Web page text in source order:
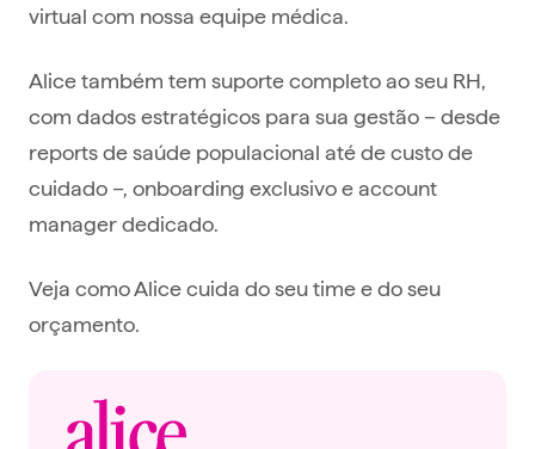
virtual com nossa equipe médica.
Alice também tem suporte completo ao seu RH,
com dados estratégicos para sua gestão – desde
reports de saúde populacional até de custo de
cuidado –, onboarding exclusivo e account
manager dedicado.
Veja como Alice cuida do seu time e do seu
orçamento.